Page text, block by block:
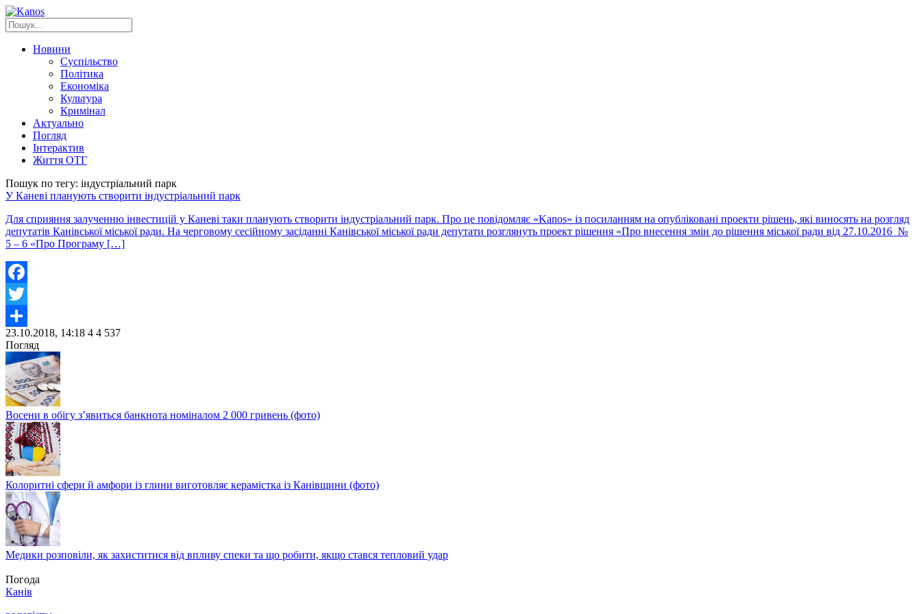
Новини
Суспільство
Політика
Економіка
Культура
Кримінал
Актуально
Погляд
Інтерактив
Життя ОТГ
Пошук по тегу: індустріальний парк
У Каневі планують створити індустріальний парк
Для сприяння залученню інвестицій у Каневі таки планують створити індустріальний парк. Про це повідомляє «Kanos» із посиланням на опубліковані проекти рішень, які виносять на розгляд
депутатів Канівської міської ради. На черговому сесійному засіданні Канівської міської ради депутати розглянуть проект рішення «Про внесення змін до рішення міської ради від 27.10.2016 №
5 – 6 «Про Програму […]
Facebook
Twitter
Share
23.10.2018, 14:18 4 4 537
Погляд
Восени в обігу з’явиться банкнота номіналом 2 000 гривень (фото)
Колоритні сфери й амфори із глини виготовляє керамістка із Канівщини (фото)
Медики розповіли, як захиститися від впливу спеки та що робити, якщо стався тепловий удар
Погода
Канів